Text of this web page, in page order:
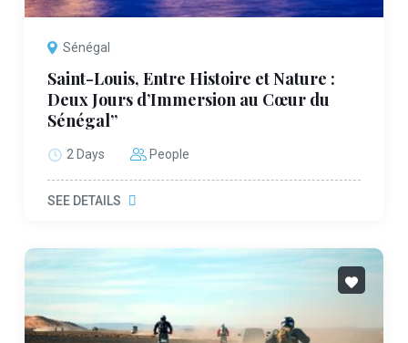
Sénégal
Saint-Louis, Entre Histoire et Nature :
Deux Jours d’Immersion au Cœur du
Sénégal”
2 Days People
SEE DETAILS